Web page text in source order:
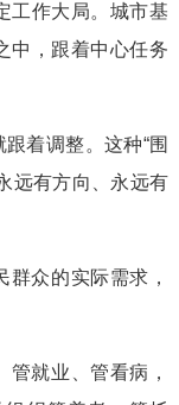
工作大局。城市基
中，跟着中心任务
着调整。这种“围
远有方向、永远有
众的实际需求，
就业、管看病，